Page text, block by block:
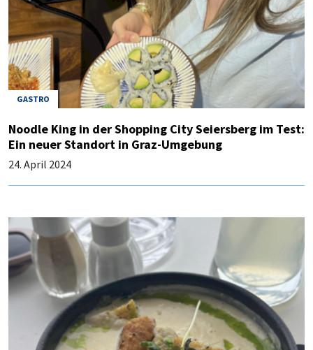
GASTRO
Noodle King in der Shopping City Seiersberg im Test:
Ein neuer Standort in Graz-Umgebung
24. April 2024